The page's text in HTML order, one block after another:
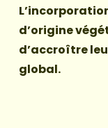
d’origine
d’accroître
global.